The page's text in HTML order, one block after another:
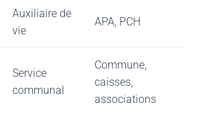
Auxiliaire de
vie
APA, PCH
Service
communal
Commune,
caisses,
associations